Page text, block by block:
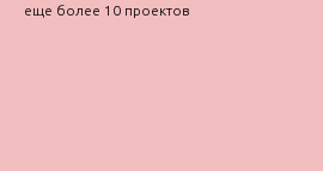
еще более 10 проектов